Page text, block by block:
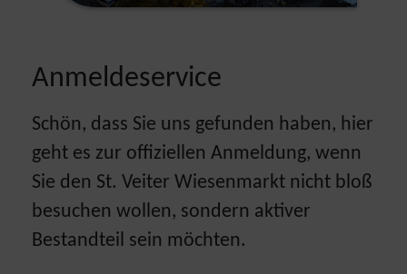
Anmeldeservice
Schön, dass Sie uns gefunden haben, hier
geht es zur offiziellen Anmeldung, wenn
Sie den St. Veiter Wiesenmarkt nicht bloß
besuchen wollen, sondern aktiver
Bestandteil sein möchten.